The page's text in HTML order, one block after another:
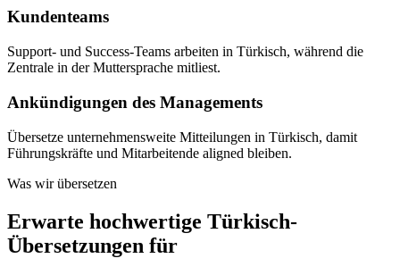
Kundenteams
Support- und Success-Teams arbeiten in Türkisch, während die
Zentrale in der Muttersprache mitliest.
Ankündigungen des Managements
Übersetze unternehmensweite Mitteilungen in Türkisch, damit
Führungskräfte und Mitarbeitende aligned bleiben.
Was wir übersetzen
Erwarte hochwertige Türkisch-
Übersetzungen für